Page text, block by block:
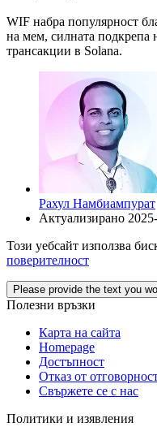
WIF набра популярност
на мем, силната подкрепа
трансакции в Solana.
Рахул Намбиампурат
Актуализирано
Този уебсайт използва
поверителност
Please provide the text you
Полезни връзки
Карта на сайта
Homepage
Достъпност
Отказ от
Свържете се с нас
Политики и изявления